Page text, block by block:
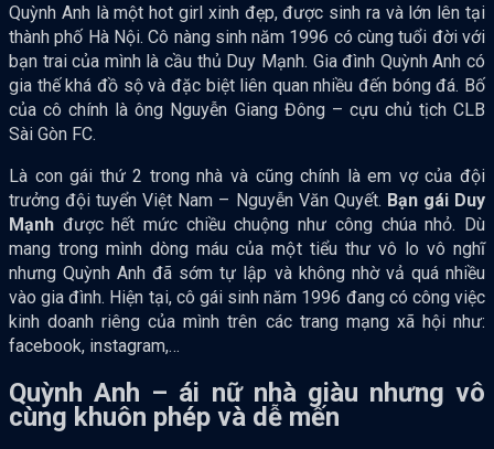
Quỳnh Anh là một hot girl xinh đẹp, được sinh ra và lớn lên tại
thành phố Hà Nội. Cô nàng sinh năm 1996 có cùng tuổi đời với
bạn trai của mình là cầu thủ Duy Mạnh. Gia đình Quỳnh Anh có
gia thế khá đồ sộ và đặc biệt liên quan nhiều đến bóng đá. Bố
của cô chính là ông Nguyễn Giang Đông – cựu chủ tịch CLB
Sài Gòn FC.
Là con gái thứ 2 trong nhà và cũng chính là em vợ của đội
trưởng đội tuyển Việt Nam – Nguyễn Văn Quyết. Bạn gái Duy
Mạnh được hết mức chiều chuộng như công chúa nhỏ. Dù
mang trong mình dòng máu của một tiểu thư vô lo vô nghĩ
nhưng Quỳnh Anh đã sớm tự lập và không nhờ vả quá nhiều
vào gia đình. Hiện tại, cô gái sinh năm 1996 đang có công việc
kinh doanh riêng của mình trên các trang mạng xã hội như:
facebook, instagram,…
Quỳnh Anh – ái nữ nhà giàu nhưng vô
cùng khuôn phép và dễ mến